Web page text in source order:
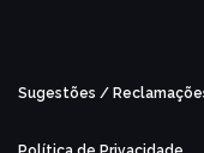
Sugestões /